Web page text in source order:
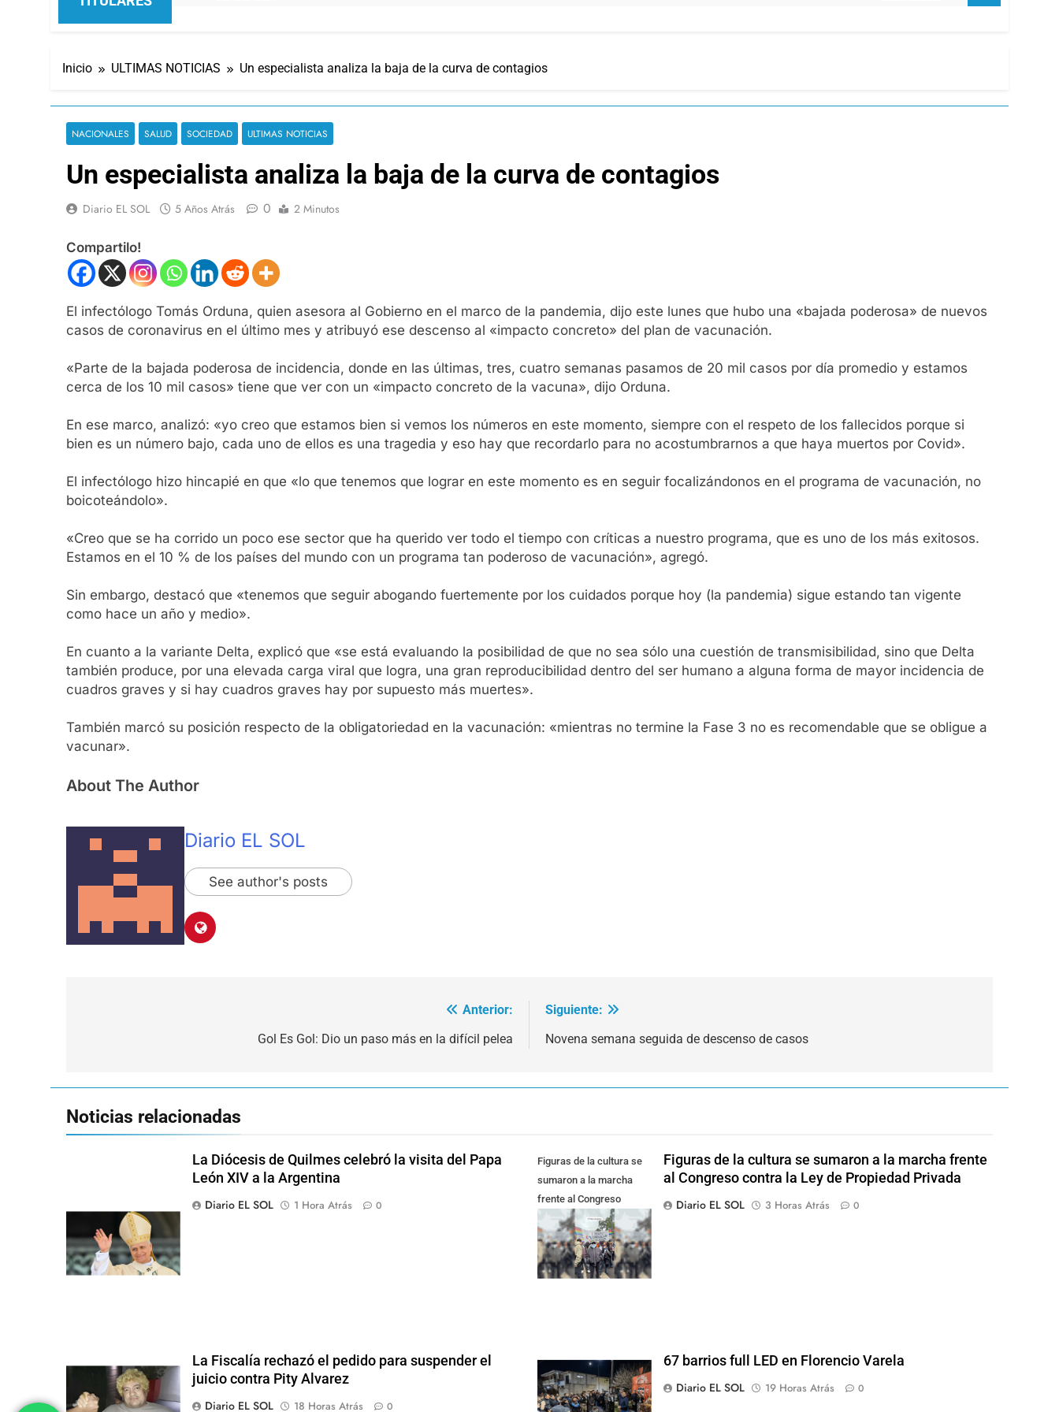
Inicio ULTIMAS NOTICIAS Un especialista analiza la baja de la curva de contagios
NACIONALES SALUD SOCIEDAD ULTIMAS NOTICIAS
Un especialista analiza la baja de la curva de contagios
Diario EL SOL 5 Años Atrás 0 2 Minutos
Compartilo!
El infectólogo Tomás Orduna, quien asesora al Gobierno en el marco de la pandemia, dijo este lunes que hubo una «bajada poderosa» de nuevos
casos de coronavirus en el último mes y atribuyó ese descenso al «impacto concreto» del plan de vacunación.
«Parte de la bajada poderosa de incidencia, donde en las últimas, tres, cuatro semanas pasamos de 20 mil casos por día promedio y estamos
cerca de los 10 mil casos» tiene que ver con un «impacto concreto de la vacuna», dijo Orduna.
En ese marco, analizó: «yo creo que estamos bien si vemos los números en este momento, siempre con el respeto de los fallecidos porque si
bien es un número bajo, cada uno de ellos es una tragedia y eso hay que recordarlo para no acostumbrarnos a que haya muertos por Covid».
El infectólogo hizo hincapié en que «lo que tenemos que lograr en este momento es en seguir focalizándonos en el programa de vacunación, no
boicoteándolo».
«Creo que se ha corrido un poco ese sector que ha querido ver todo el tiempo con críticas a nuestro programa, que es uno de los más exitosos.
Estamos en el 10 % de los países del mundo con un programa tan poderoso de vacunación», agregó.
Sin embargo, destacó que «tenemos que seguir abogando fuertemente por los cuidados porque hoy (la pandemia) sigue estando tan vigente
como hace un año y medio».
En cuanto a la variante Delta, explicó que «se está evaluando la posibilidad de que no sea sólo una cuestión de transmisibilidad, sino que Delta
también produce, por una elevada carga viral que logra, una gran reproducibilidad dentro del ser humano a alguna forma de mayor incidencia de
cuadros graves y si hay cuadros graves hay por supuesto más muertes».
También marcó su posición respecto de la obligatoriedad en la vacunación: «mientras no termine la Fase 3 no es recomendable que se obligue a
vacunar».
About The Author
Diario EL SOL
See author's posts
Anterior:
Gol Es Gol: Dio un paso más en la difícil pelea
Siguiente:
Novena semana seguida de descenso de casos
Noticias relacionadas
La Diócesis de Quilmes celebró la visita del Papa
León XIV a la Argentina
Diario EL SOL
1 Hora Atrás 0
Figuras de la cultura se
sumaron a la marcha
frente al Congreso
contra la Ley de
Propiedad Privada
Figuras de la cultura se sumaron a la marcha frente
al Congreso contra la Ley de Propiedad Privada
Diario EL SOL
3 Horas Atrás 0
La Fiscalía rechazó el pedido para suspender el
juicio contra Pity Alvarez
Diario EL SOL
18 Horas Atrás 0
67 barrios full LED en Florencio Varela
Diario EL SOL
19 Horas Atrás 0